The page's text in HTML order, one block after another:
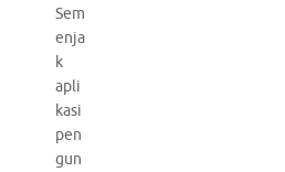
Sem
enja
k
apli
kasi
pen
gun